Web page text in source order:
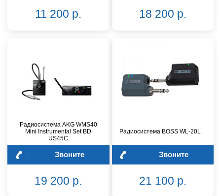
11 200 р. 18 200 р.
Радиосистема AKG WMS40
Mini Instrumental Set BD
US45C
Звоните
19 200 р.
Радиосистема BOSS WL-20L
Звоните
21 100 р.